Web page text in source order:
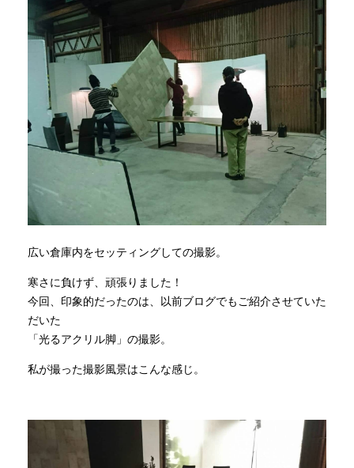
お問い合わせ
広い倉庫内をセッティングしての撮影。
寒さに負けず、頑張りました！
今回、印象的だったのは、以前ブログでもご紹介させていた
だいた
「光るアクリル脚」の撮影。
私が撮った撮影風景はこんな感じ。